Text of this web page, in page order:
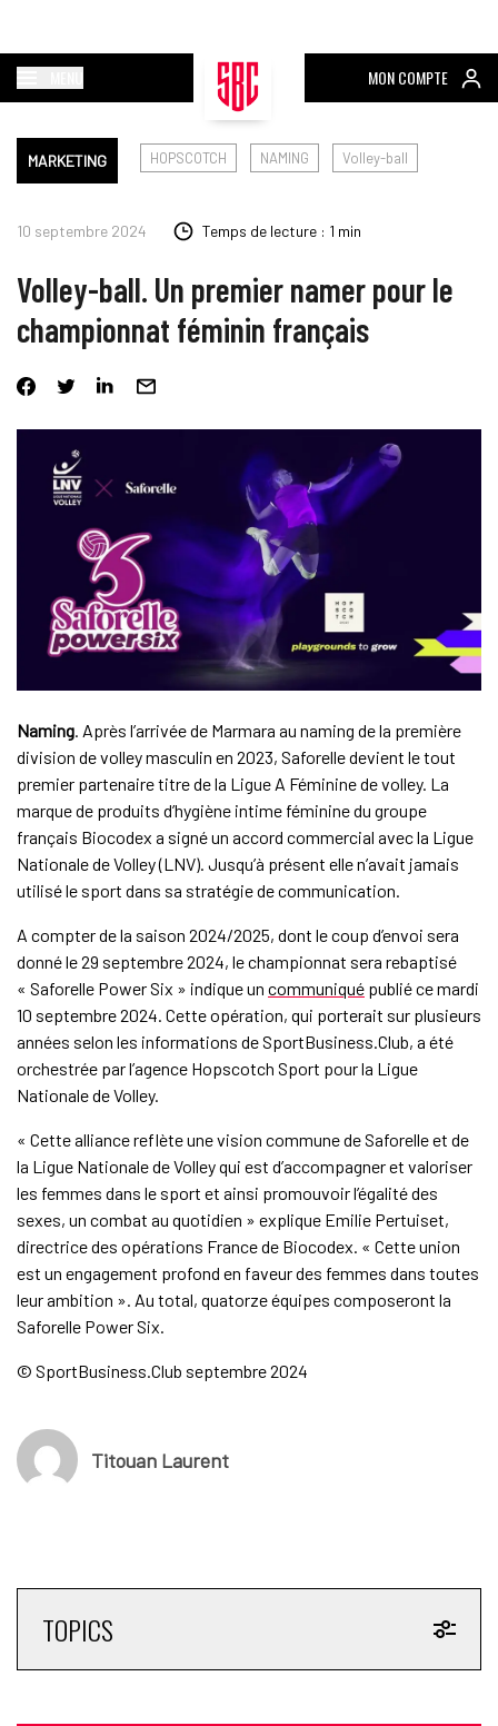
MON COMPTE
MARKETING HOPSCOTCH NAMING Volley-ball
10 septembre 2024 Temps de lecture : 1 min
Volley-ball. Un premier namer pour le
championnat féminin français
Naming. Après l’arrivée de Marmara au naming de la première
division de volley masculin en 2023, Saforelle devient le tout
premier partenaire titre de la Ligue A Féminine de volley. La
marque de produits d’hygiène intime féminine du groupe
français Biocodex a signé un accord commercial avec la Ligue
Nationale de Volley (LNV). Jusqu’à présent elle n’avait jamais
utilisé le sport dans sa stratégie de communication.
A compter de la saison 2024/2025, dont le coup d’envoi sera
donné le 29 septembre 2024, le championnat sera rebaptisé
« Saforelle Power Six » indique un communiquépublié ce mardi
10 septembre 2024. Cette opération, qui porterait sur plusieurs
années selon les informations de SportBusiness.Club, a été
orchestrée par l’agence Hopscotch Sport pour la Ligue
Nationale de Volley.
« Cette alliance reflète une vision commune de Saforelle et de
la Ligue Nationale de Volley qui est d’accompagner et valoriser
les femmes dans le sport et ainsi promouvoir l’égalité des
sexes, un combat au quotidien » explique Emilie Pertuiset,
directrice des opérations France de Biocodex. « Cette union
est un engagement profond en faveur des femmes dans toutes
leur ambition ». Au total, quatorze équipes composeront la
Saforelle Power Six.
© SportBusiness.Club septembre 2024
Titouan Laurent
TOPICS